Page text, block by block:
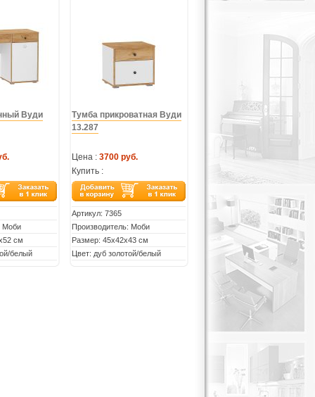
Вуди
Моби
см
белый
Тумба прикроватная Вуди
13.287
Цена : 3700 руб.
Купить :
Артикул: 7365
Производитель: Моби
Размер: 45х42х43 см
Цвет: дуб золотой/белый